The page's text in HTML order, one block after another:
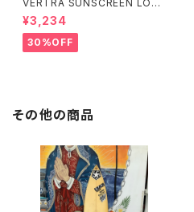
VERTRA SUNSCREEN LOTI
ON WHITE SPF 44＃
¥3,234
30%OFF
その他の商品